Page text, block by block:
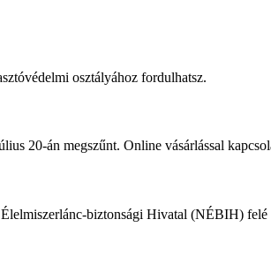
osztályához fordulhatsz.
20-án megszűnt. Online vásárlással
biztonsági Hivatal (NÉBIH) felé